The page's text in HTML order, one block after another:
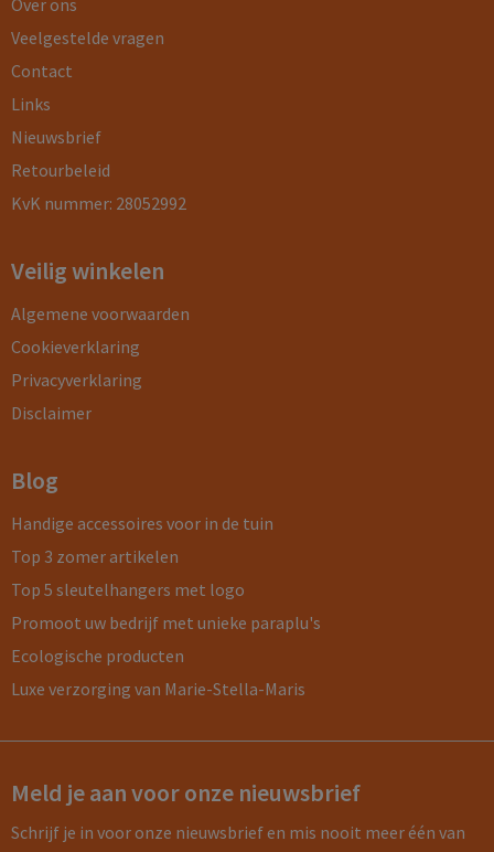
Over ons
Veelgestelde vragen
Contact
Links
Nieuwsbrief
Retourbeleid
KvK nummer: 28052992
Veilig winkelen
Algemene voorwaarden
Cookieverklaring
Privacyverklaring
Disclaimer
Blog
Handige accessoires voor in de tuin
Top 3 zomer artikelen
Top 5 sleutelhangers met logo
Promoot uw bedrijf met unieke paraplu's
Ecologische producten
Luxe verzorging van Marie-Stella-Maris
Meld je aan voor onze nieuwsbrief
Schrijf je in voor onze nieuwsbrief en mis nooit meer één van